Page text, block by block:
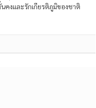
คงและรักเกียรติภูมิของชาติ